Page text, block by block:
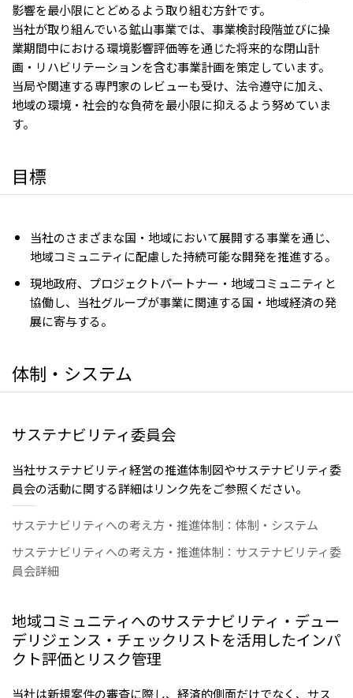
CIS
三井物産モスクワ有限会社
アジア
アジア・大洋州三井物産株式会社
タイ国三井物産株式会社
韓国三井物産株式会社
三井物産（上海）貿易有限公司
三井物産（広東）貿易有限公司
三井物産（香港）有限公司
台湾三井物産股份有限公司
豪州三井物産株式会社
影響を最小限にとどめるよう取り組む方針です。
当社が取り組んでいる鉱山事業では、事業検討段階並びに操
業期間中における環境影響評価等を通じた将来的な閉山計
画・リハビリテーションを含む事業計画を策定しています。
当局や関連する専門家のレビューも受け、法令遵守に加え、
地域の環境・社会的な負荷を最小限に抑えるよう努めていま
す。
目標
当社のさまざまな国・地域において展開する事業を通じ、
地域コミュニティに配慮した持続可能な開発を推進する。
現地政府、プロジェクトパートナー・地域コミュニティと
協働し、当社グループが事業に関連する国・地域経済の発
展に寄与する。
体制・システム
サステナビリティ委員会
当社サステナビリティ経営の推進体制図やサステナビリティ委
員会の活動に関する詳細はリンク先をご参照ください。
サステナビリティへの考え方・推進体制：体制・システム
サステナビリティへの考え方・推進体制：サステナビリティ委
員会詳細
地域コミュニティへのサステナビリティ・デュー
デリジェンス・チェックリストを活用したインパ
クト評価とリスク管理
当社は新規案件の審査に際し、経済的側面だけでなく、サス